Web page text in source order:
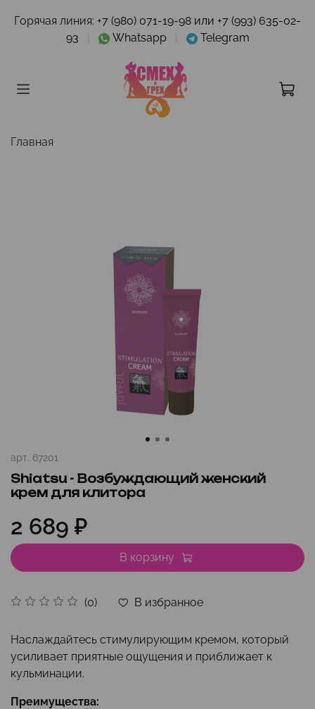
Горячая линия: +7 (980) 071-19-98 или +7 (993) 635-02-
93
Whatsapp Telegram
Главная
арт. 67201
Shiatsu - Возбуждающий женский
крем для клитора
(0) В избранное
2 689 ₽
В корзину
Наслаждайтесь стимулирующим кремом, который
усиливает приятные ощущения и приближает к
кульминации.
Преимущества: